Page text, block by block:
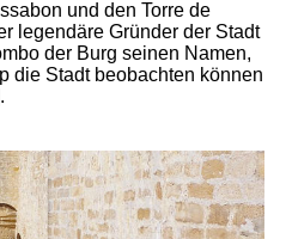
und den Torre de
legendäre Gründer der Stadt
der Burg seinen Namen,
die Stadt beobachten können